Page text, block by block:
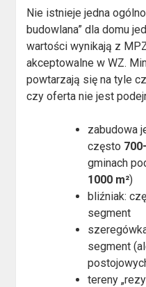
Nie istnieje jedna
budowlana” dla domu
wartości wynikają z
akceptowalne w WZ.
powtarzają się na tyle
czy oferta nie jest
zabudowa
często
gminach
1000 m²)
bliźniak:
segment
segment
tereny